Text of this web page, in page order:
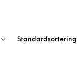
Standardsortering